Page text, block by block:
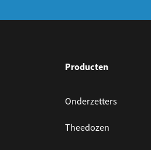
Producten
Onderzetters
Theedozen